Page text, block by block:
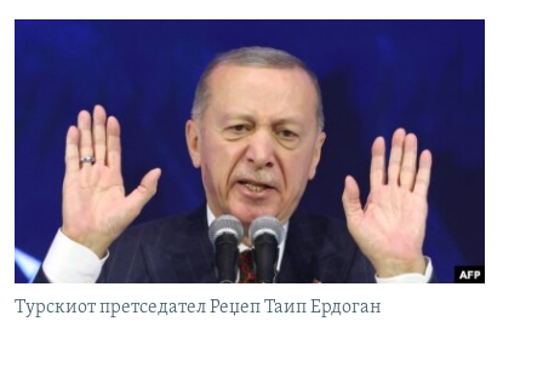
РСЕ веб страници
Турскиот претседател Реџеп Таип Ердоган